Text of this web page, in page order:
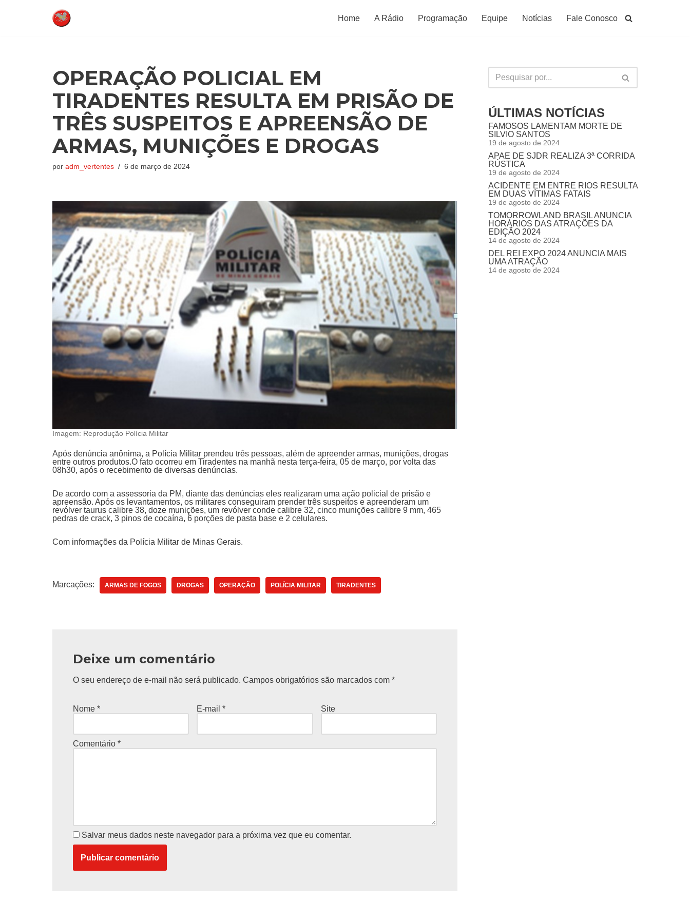
Home A Rádio Programação Equipe Notícias Fale Conosco
OPERAÇÃO POLICIAL EM
TIRADENTES RESULTA EM PRISÃO DE
TRÊS SUSPEITOS E APREENSÃO DE
ARMAS, MUNIÇÕES E DROGAS
por adm_vertentes 6 de março de 2024
Imagem: Reprodução Polícia Militar
Após denúncia anônima, a Polícia Militar prendeu três pessoas, além de apreender armas, munições, drogas
entre outros produtos.O fato ocorreu em Tiradentes na manhã nesta terça-feira, 05 de março, por volta das
08h30, após o recebimento de diversas denúncias.
De acordo com a assessoria da PM, diante das denúncias eles realizaram uma ação policial de prisão e
apreensão. Após os levantamentos, os militares conseguiram prender três suspeitos e apreenderam um
revólver taurus calibre 38, doze munições, um revólver conde calibre 32, cinco munições calibre 9 mm, 465
pedras de crack, 3 pinos de cocaína, 6 porções de pasta base e 2 celulares.
Com informações da Polícia Militar de Minas Gerais.
Marcações: ARMAS DE FOGOS DROGAS OPERAÇÃO POLÍCIA MILITAR TIRADENTES
Deixe um comentário
O seu endereço de e-mail não será publicado. Campos obrigatórios são marcados com *
Nome * E-mail* Site
Comentário *
Salvar meus dados neste navegador para a próxima vez que eu comentar.
ÚLTIMAS NOTÍCIAS
FAMOSOS LAMENTAM MORTE DE
SILVIO SANTOS
19 de agosto de 2024
APAE DE SJDR REALIZA 3ª CORRIDA
RÚSTICA
19 de agosto de 2024
ACIDENTE EM ENTRE RIOS RESULTA
EM DUAS VÍTIMAS FATAIS
19 de agosto de 2024
TOMORROWLAND BRASIL ANUNCIA
HORÁRIOS DAS ATRAÇÕES DA
EDIÇÃO 2024
14 de agosto de 2024
DEL REI EXPO 2024 ANUNCIA MAIS
UMA ATRAÇÃO
14 de agosto de 2024